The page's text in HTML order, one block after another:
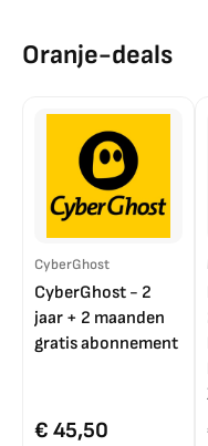
Oranje-deals
CyberGhost
CyberGhost - 2
jaar + 2 maanden
gratis abonnement
€ 45,50